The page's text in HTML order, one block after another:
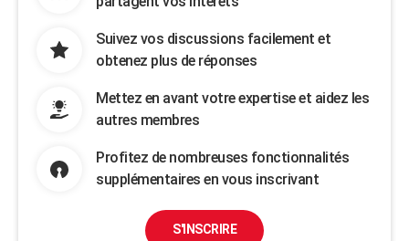
Suivez vos discussions facilement et
obtenez plus de réponses
Mettez en avant votre expertise et aidez les
autres membres
Profitez de nombreuses fonctionnalités
supplémentaires en vous inscrivant
S'INSCRIRE